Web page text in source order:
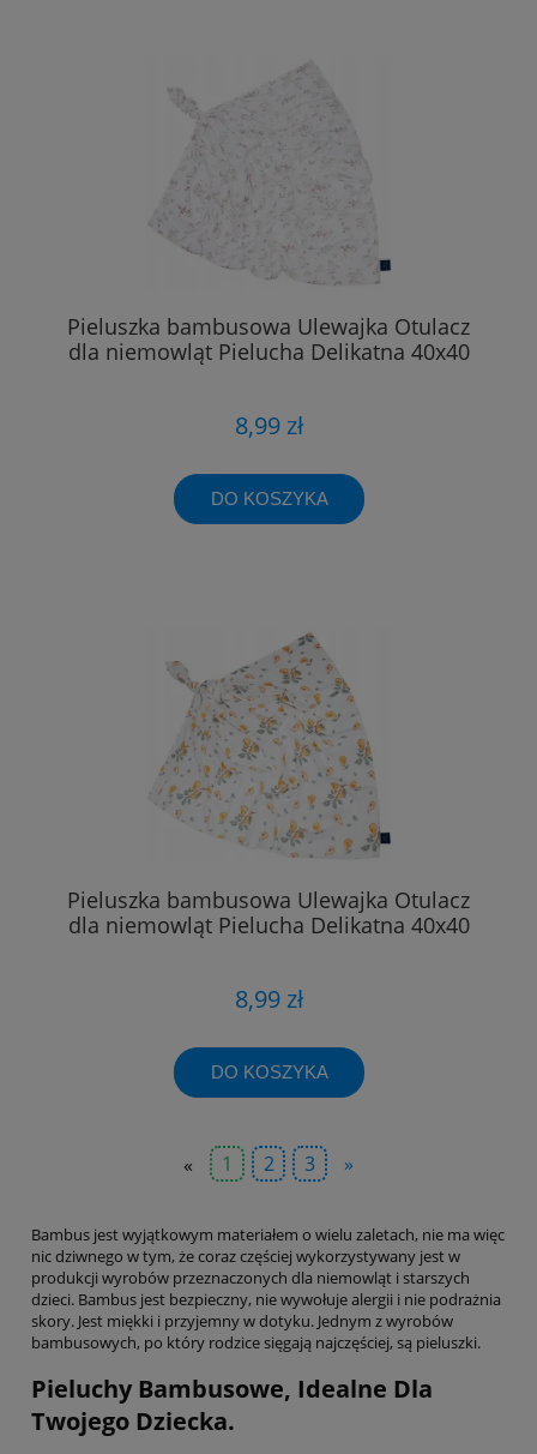
Pieluszka bambusowa Ulewajka Otulacz
dla niemowląt Pielucha Delikatna 40x40
8,99 zł
DO KOSZYKA
Pieluszka bambusowa Ulewajka Otulacz
dla niemowląt Pielucha Delikatna 40x40
8,99 zł
DO KOSZYKA
« 1 2 3 »
Bambus jest wyjątkowym materiałem o wielu zaletach, nie ma więc
nic dziwnego w tym, że coraz częściej wykorzystywany jest w
produkcji wyrobów przeznaczonych dla niemowląt i starszych
dzieci. Bambus jest bezpieczny, nie wywołuje alergii i nie podrażnia
skory. Jest miękki i przyjemny w dotyku. Jednym z wyrobów
bambusowych, po który rodzice sięgają najczęściej, są pieluszki.
Pieluchy Bambusowe, Idealne Dla
Twojego Dziecka.